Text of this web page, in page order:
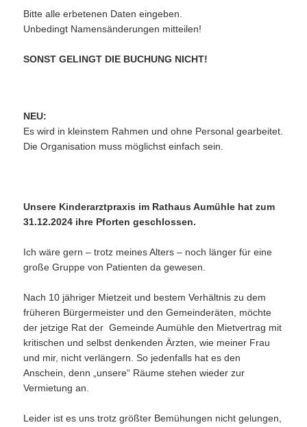
Bitte alle erbetenen Daten eingeben.
Unbedingt Namensänderungen mitteilen!
SONST GELINGT DIE BUCHUNG NICHT!
NEU:
Es wird in kleinstem Rahmen und ohne Personal gearbeitet.
Die Organisation muss möglichst einfach sein.
Unsere Kinderarztpraxis im Rathaus Aumühle hat zum
31.12.2024 ihre Pforten geschlossen.
Ich wäre gern – trotz meines Alters – noch länger für eine
große Gruppe von Patienten da gewesen.
Nach 10 jähriger Mietzeit und bestem Verhältnis zu dem
früheren Bürgermeister und den Gemeinderäten, möchte
der jetzige Rat der Gemeinde Aumühle den Mietvertrag mit
kritischen und selbst denkenden Ärzten, wie meiner Frau
und mir, nicht verlängern. So jedenfalls hat es den
Anschein, denn „unsere“ Räume stehen wieder zur
Vermietung an.
Leider ist es uns trotz größter Bemühungen nicht gelungen,